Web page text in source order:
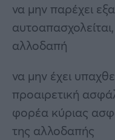
να μην παρέχει
αλλοδαπή
να μην έχει
προαιρετική
φορέα κύριας
της αλλοδαπής